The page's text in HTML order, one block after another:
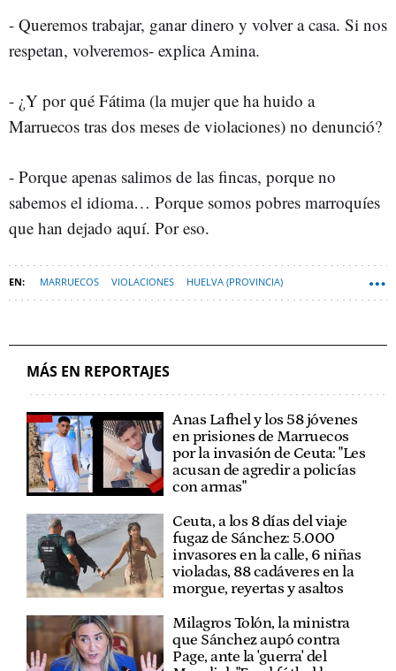
- Queremos trabajar, ganar dinero y volver a casa. Si nos
respetan, volveremos- explica Amina.
- ¿Y por qué Fátima (la mujer que ha huido a
Marruecos tras dos meses de violaciones) no denunció?
- Porque apenas salimos de las fincas, porque no
sabemos el idioma… Porque somos pobres marroquíes
que han dejado aquí. Por eso.
MARRUECOS VIOLACIONES HUELVA (PROVINCIA)
MÁS EN REPORTAJES
Anas Lafhel y los 58 jóvenes
en prisiones de Marruecos
por la invasión de Ceuta: "Les
acusan de agredir a policías
con armas"
Ceuta, a los 8 días del viaje
fugaz de Sánchez: 5.000
invasores en la calle, 6 niñas
violadas, 88 cadáveres en la
morgue, reyertas y asaltos
Milagros Tolón, la ministra
que Sánchez aupó contra
Page, ante la 'guerra' del